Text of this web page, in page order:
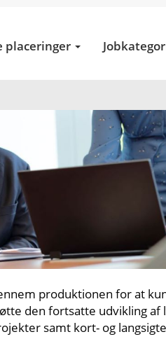
placeringer
produktionen for at
den fortsatte udvikling af
samt kort- og